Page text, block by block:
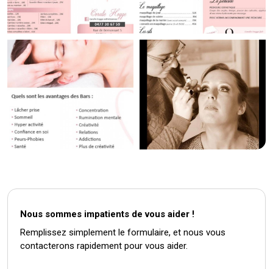
Nous sommes impatients de vous aider !
Remplissez simplement le formulaire, et nous vous
contacterons rapidement pour vous aider.